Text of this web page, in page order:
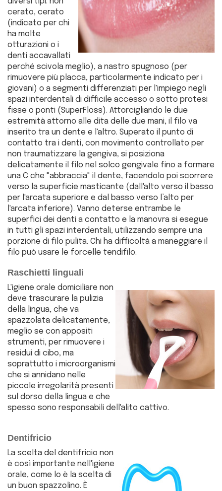
cerato, cerato
(indicato per chi
ha molte
otturazioni o i
denti accavallati
perché scivola meglio), a nastro spugnoso (per
rimuovere più placca, particolarmente indicato per i
giovani) o a segmenti differenziati per l'impiego negli
spazi interdentali di difficile accesso o sotto protesi
fisse o ponti (SuperFloss). Attorcigliando le due
estremità attorno alle dita delle due mani, il filo va
inserito tra un dente e l'altro. Superato il punto di
contatto tra i denti, con movimento controllato per
non traumatizzare la gengiva, si posiziona
delicatamente il filo nel solco gengivale fino a formare
una C che "abbraccia" il dente, facendolo poi scorrere
verso la superficie masticante (dall'alto verso il basso
per l'arcata superiore e dal basso verso l’alto per
l'arcata inferiore). Vanno deterse entrambe le
superfici dei denti a contatto e la manovra si esegue
in tutti gli spazi interdentali, utilizzando sempre una
porzione di filo pulita. Chi ha difficoltà a maneggiare il
filo può usare le forcelle tendifilo.
Raschietti linguali
L'igiene orale domiciliare non
deve trascurare la pulizia
della lingua, che va
spazzolata delicatamente,
meglio se con appositi
strumenti, per rimuovere i
residui di cibo, ma
soprattutto i microorganismi
che si annidano nelle
piccole irregolarità presenti
sul dorso della lingua e che
spesso sono responsabili dell'alito cattivo.
Dentifricio
La scelta del dentifricio non
è così importante nell'igiene
orale, come lo è la scelta di
un buon spazzolino. È